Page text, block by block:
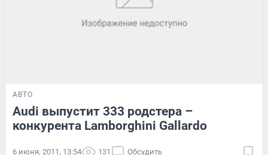
АВТО
Audi выпустит 333 родстера –
конкурента Lamborghini Gallardo
6 июня, 2011, 13:54 131 Обсудить